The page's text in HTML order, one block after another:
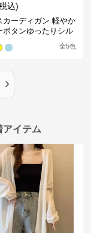
込)
カーディガン 軽やか
ボタンゆったりシル
全5色
›
アイテム